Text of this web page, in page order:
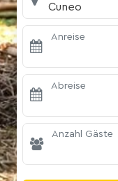
Cuneo
Anreise
Abreise
Anzahl Gäste